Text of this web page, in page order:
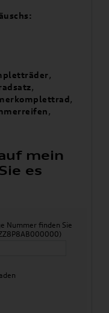
,
,
,
,
mein
es
Nummer finden Sie